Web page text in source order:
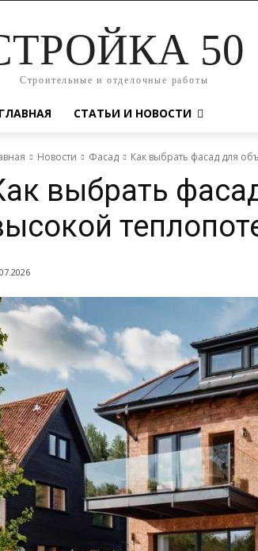
50
Строительные и отделочные работы
ГЛАВНАЯ СТАТЬИ И НОВОСТИ
Новости Фасад Как выбрать фасад для
выбрать